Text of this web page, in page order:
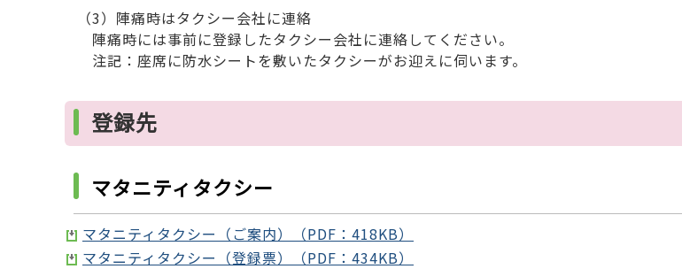
（3）陣痛時はタクシー会社に連絡
陣痛時には事前に登録したタクシー会社に連絡してください。
注記：座席に防水シートを敷いたタクシーがお迎えに伺います。
登録先
マタニティタクシー
マタニティタクシー（ご案内）（PDF：418KB）
マタニティタクシー（登録票）（PDF：434KB）